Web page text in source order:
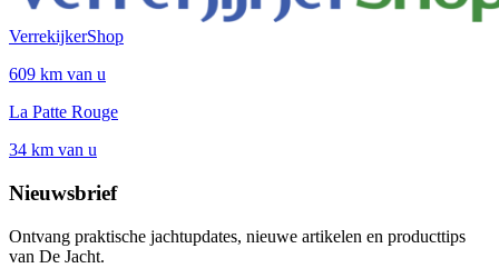
VerrekijkerShop
609 km van u
La Patte Rouge
34 km van u
Nieuwsbrief
Ontvang praktische jachtupdates, nieuwe artikelen en producttips
van De Jacht.